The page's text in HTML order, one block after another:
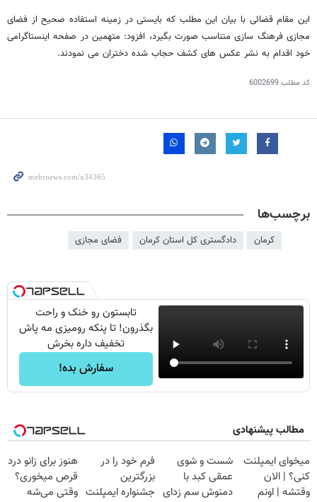
این مقام قضائی با بیان این مطلب که بایستی در زمینه استفاده صحیح از فضای
مجازی فرهنگ سازی متناسب صورت بگیرد، افزود: متهمین در صفحه اینستاگرامی
خود اقدام به نشر عکس های کشف حجاب شده دختران می نمودند.
کد مطلب6002699
برچسب‌ها
کرمان دادگستری کل استان کرمان فضای مجازی
تابستون رو خنک و راحت
بگذرون! تا پنکه رومیزی مه پاش
تخفیف داره بخرش
سفارش بده!
مطالب پیشنهادی
میخوای ایمپلنت
کنی؟ | الان
وقتشه | اونم
شست و شوی
عمقی کبد با
دمنوش سم زدای
فرم خود را در
بزرگترین
جشنواره ایمپلنت
هنوز برای زانو درد
قرص میخوری؟
وقتی می‌شه